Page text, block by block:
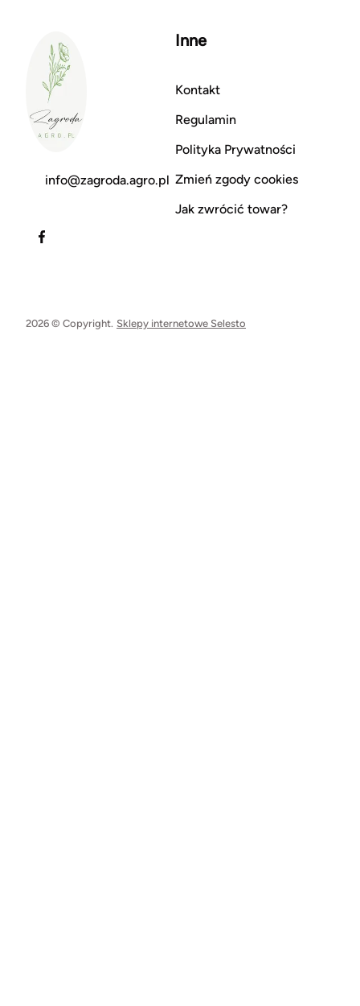
info@zagroda.agro.pl
Inne
Kontakt
Regulamin
Polityka Prywatności
Zmień zgody cookies
Jak zwrócić towar?
2026 © Copyright. Sklepy internetowe Selesto